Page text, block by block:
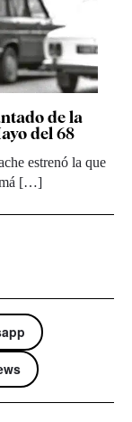
de la
del 68
estrenó la que
[…]